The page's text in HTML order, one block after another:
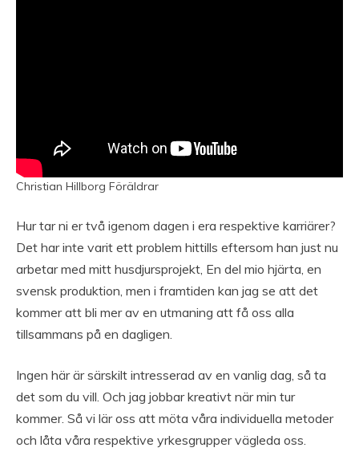
Christian Hillborg Föräldrar
Hur tar ni er två igenom dagen i era respektive karriärer?
Det har inte varit ett problem hittills eftersom han just nu
arbetar med mitt husdjursprojekt, En del mio hjärta, en
svensk produktion, men i framtiden kan jag se att det
kommer att bli mer av en utmaning att få oss alla
tillsammans på en dagligen.
Ingen här är särskilt intresserad av en vanlig dag, så ta
det som du vill. Och jag jobbar kreativt när min tur
kommer. Så vi lär oss att möta våra individuella metoder
och låta våra respektive yrkesgrupper vägleda oss.